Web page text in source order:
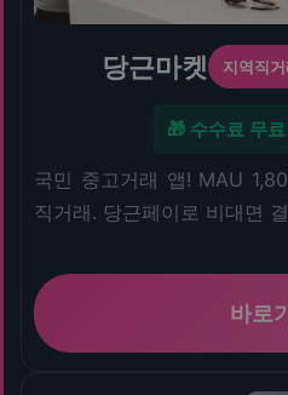
당근마켓 지역직거
🎁 수수료 무
국민 중고거래 앱! MAU
직거래. 당근페이로 비대면
바로